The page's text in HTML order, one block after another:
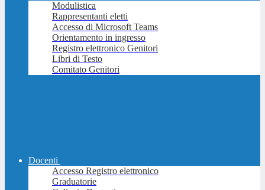
Modulistica
Rappresentanti eletti
Accesso di Microsoft Teams
Orientamento in ingresso
Registro elettronico Genitori
Libri di Testo
Comitato Genitori
Docenti
Accesso Registro elettronico
Graduatorie